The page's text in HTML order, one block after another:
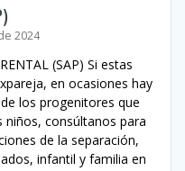
2024
(SAP) Si estas
en ocasiones hay
los progenitores que
consúltanos para
de la separación,
infantil y familia en